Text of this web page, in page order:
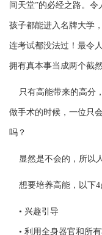
间 天堂”的必经之路。令
孩子都能进入名牌大学
连考试都没法过 ！最令人
拥有真本事当成两个截
只有高能带来的高分
做手术的时候，一位只
吗 ？
显然是不会的，所以
想要培养高能，以下4
• 兴趣引 导
• 利用全身器官和所